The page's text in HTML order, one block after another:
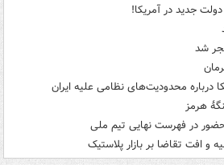
جدید در آمریکا!
شد
درباره محدودیت‌های نظامی علیه ایران
هرمز
و افت تقاضا بر بازار پلاستیک